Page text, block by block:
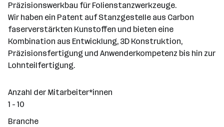
Präzisionswerkbau für Folienstanzwerkzeuge.
Wir haben ein Patent auf Stanzgestelle aus Carbon
faserverstärkten Kunstoffen und bieten eine
Kombination aus Entwicklung, 3D Konstruktion,
Präzisionsfertigung und Anwenderkompetenz bis hin zur
Lohnteilfertigung.
Anzahl der Mitarbeiter*innen
1 - 10
Branche